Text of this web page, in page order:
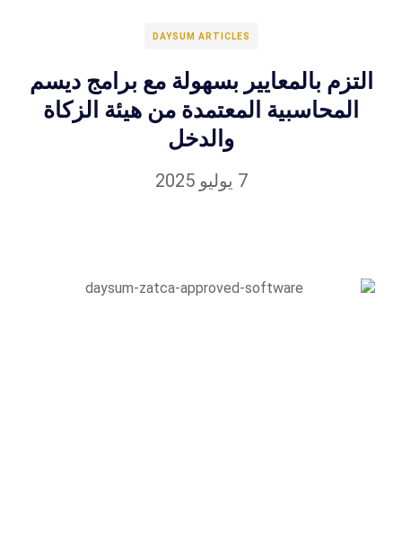
DAYSUM ARTICLES
التزم بالمعايير بسهولة مع برامج ديسم
المحاسبية المعتمدة من هيئة الزكاة
والدخل
7 يوليو 2025